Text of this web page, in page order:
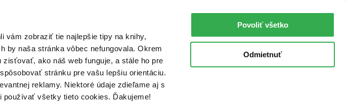
vám zobraziť tie najlepšie tipy na knihy,
by naša stránka vôbec nefungovala. Okrem
ako náš web funguje, a stále ho pre
stránku pre vašu lepšiu orientáciu.
reklamy. Niektoré údaje zdieľame aj s
všetky tieto cookies. Ďakujeme!
Povoliť všetko
Odmietnuť